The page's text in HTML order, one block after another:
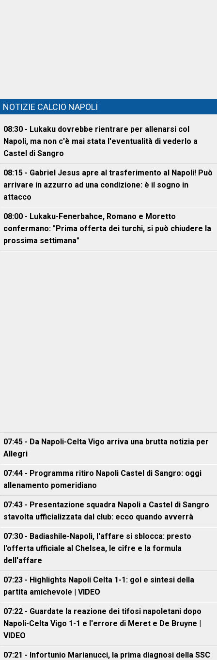
NOTIZIE CALCIO NAPOLI
08:30 - Lukaku dovrebbe rientrare per allenarsi col
Napoli, ma non c'è mai stata l'eventualità di vederlo a
Castel di Sangro
08:15 - Gabriel Jesus apre al trasferimento al Napoli! Può
arrivare in azzurro ad una condizione: è il sogno in
attacco
08:00 - Lukaku-Fenerbahce, Romano e Moretto
confermano: "Prima offerta dei turchi, si può chiudere la
prossima settimana"
07:45 - Da Napoli-Celta Vigo arriva una brutta notizia per
Allegri
07:44 - Programma ritiro Napoli Castel di Sangro: oggi
allenamento pomeridiano
07:43 - Presentazione squadra Napoli a Castel di Sangro
stavolta ufficializzata dal club: ecco quando avverrà
07:30 - Badiashile-Napoli, l'affare si sblocca: presto
l'offerta ufficiale al Chelsea, le cifre e la formula
dell'affare
07:23 - Highlights Napoli Celta 1-1: gol e sintesi della
partita amichevole | VIDEO
07:22 - Guardate la reazione dei tifosi napoletani dopo
Napoli-Celta Vigo 1-1 e l'errore di Meret e De Bruyne |
VIDEO
07:21 - Infortunio Marianucci, la prima diagnosi della SSC